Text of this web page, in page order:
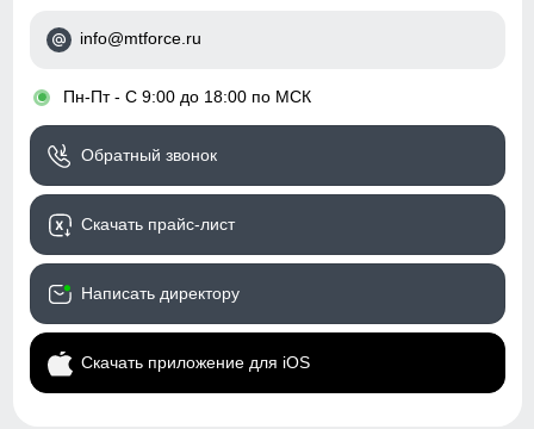
info@mtforce.ru
• Пн-Пт - С 9:00 до 18:00 по МСК
Обратный звонок
Скачать прайс-лист
Написать директору
Скачать приложение для iOS